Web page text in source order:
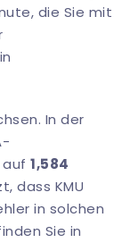
die Sie mit
In der
auf 1,584
dass KMU
in solchen
Sie in